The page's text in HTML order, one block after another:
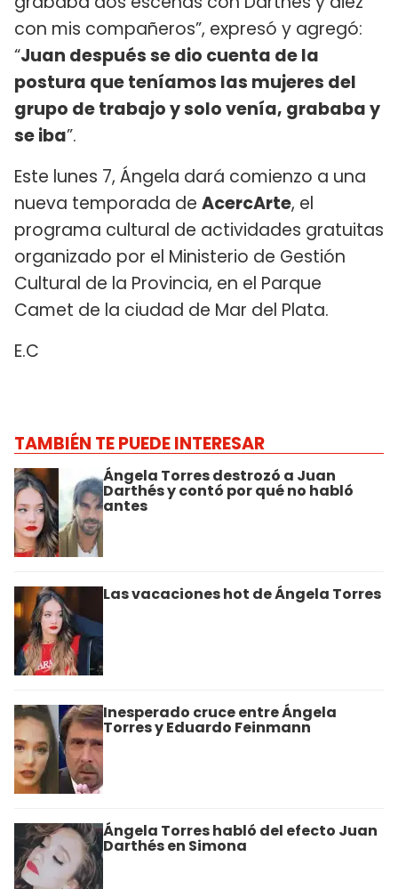
con mis compañeros”, expresó y agregó:
“Juan después se dio cuenta de la
postura que teníamos las mujeres del
grupo de trabajo y solo venía, grababa y
se iba”.
Este lunes 7, Ángela dará comienzo a una
nueva temporada de AcercArte, el
programa cultural de actividades gratuitas
organizado por el Ministerio de Gestión
Cultural de la Provincia, en el Parque
Camet de la ciudad de Mar del Plata.
E.C
TAMBIÉN TE PUEDE INTERESAR
Ángela Torres destrozó a Juan
Darthés y contó por qué no habló
antes
Las vacaciones hot de Ángela Torres
Inesperado cruce entre Ángela
Torres y Eduardo Feinmann
Ángela Torres habló del efecto Juan
Darthés en Simona